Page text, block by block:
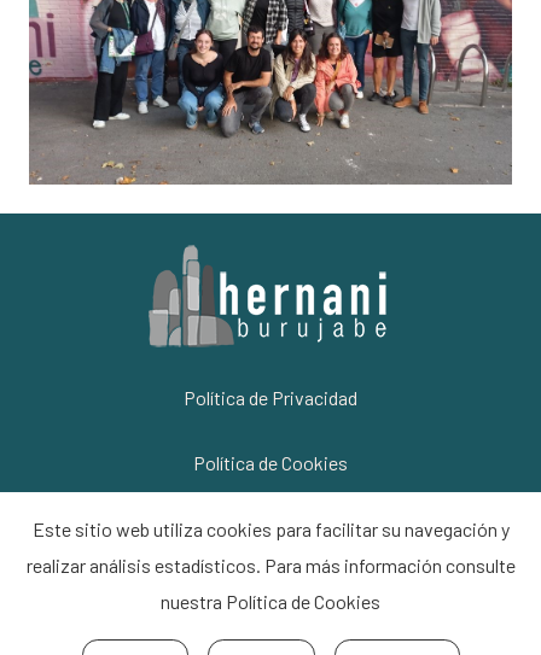
Política de Privacidad
Política de Cookies
Información Legal
Contacto
Este sitio web utiliza cookies para facilitar su navegación y
realizar análisis estadísticos. Para más información consulte
nuestra Política de Cookies